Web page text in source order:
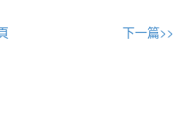
下一篇>>